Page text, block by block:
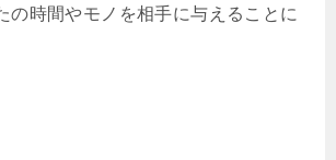
の時間やモノを相手に与えることに